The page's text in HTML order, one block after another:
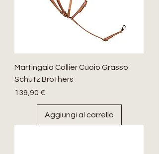
Martingala Collier Cuoio Grasso
Schutz Brothers
Prezzo
139,90 €
Aggiungi al carrello